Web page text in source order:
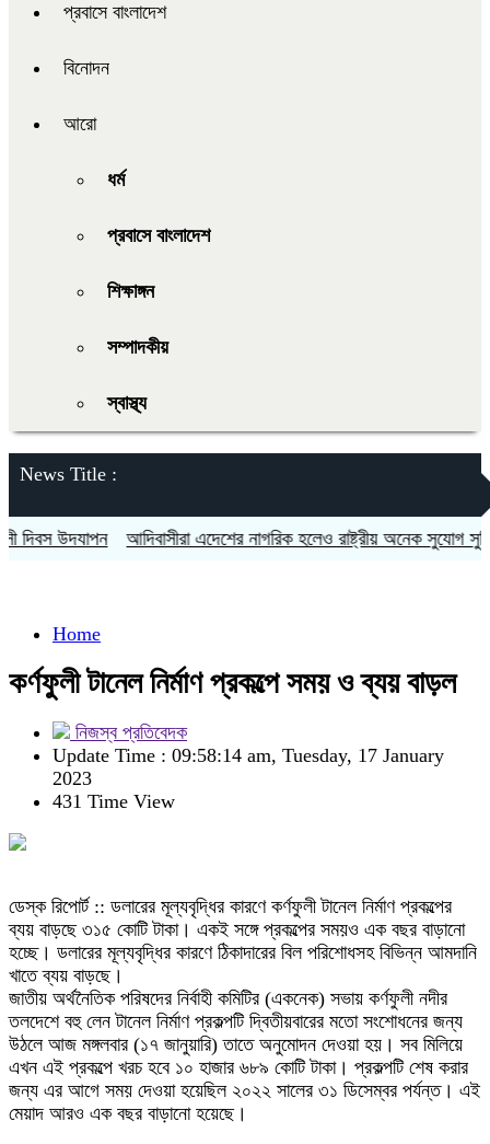
প্রবাসে বাংলাদেশ
বিনোদন
আরো
ধর্ম
প্রবাসে বাংলাদেশ
শিক্ষাঙ্গন
সম্পাদকীয়
স্বাস্থ্য
News Title :
উদযাপন আদিবাসীরা এদেশের নাগরিক হলেও রাষ্ট্রীয় অনেক সুযোগ
Home
কর্ণফুলী টানেল নির্মাণ প্রকল্পে সময় ও ব্যয় বাড়ল
নিজস্ব প্রতিবেদক
Update Time : 09:58:14 am, Tuesday, 17 January
2023
431 Time View
ডেস্ক রিপোর্ট :: ডলারের মূল্যবৃদ্ধির কারণে কর্ণফুলী টানেল নির্মাণ প্রকল্পের
ব্যয় বাড়ছে ৩১৫ কোটি টাকা। একই সঙ্গে প্রকল্পের সময়ও এক বছর বাড়ানো
হচ্ছে। ডলারের মূল্যবৃদ্ধির কারণে ঠিকাদারের বিল পরিশোধসহ বিভিন্ন আমদানি
খাতে ব্যয় বাড়ছে।
জাতীয় অর্থনৈতিক পরিষদের নির্বাহী কমিটির (একনেক) সভায় কর্ণফুলী নদীর
তলদেশে বহু লেন টানেল নির্মাণ প্রকল্পটি দ্বিতীয়বারের মতো সংশোধনের জন্য
উঠলে আজ মঙ্গলবার (১৭ জানুয়ারি) তাতে অনুমোদন দেওয়া হয়। সব মিলিয়ে
এখন এই প্রকল্পে খরচ হবে ১০ হাজার ৬৮৯ কোটি টাকা। প্রকল্পটি শেষ করার
জন্য এর আগে সময় দেওয়া হয়েছিল ২০২২ সালের ৩১ ডিসেম্বর পর্যন্ত। এই
মেয়াদ আরও এক বছর বাড়ানো হয়েছে।